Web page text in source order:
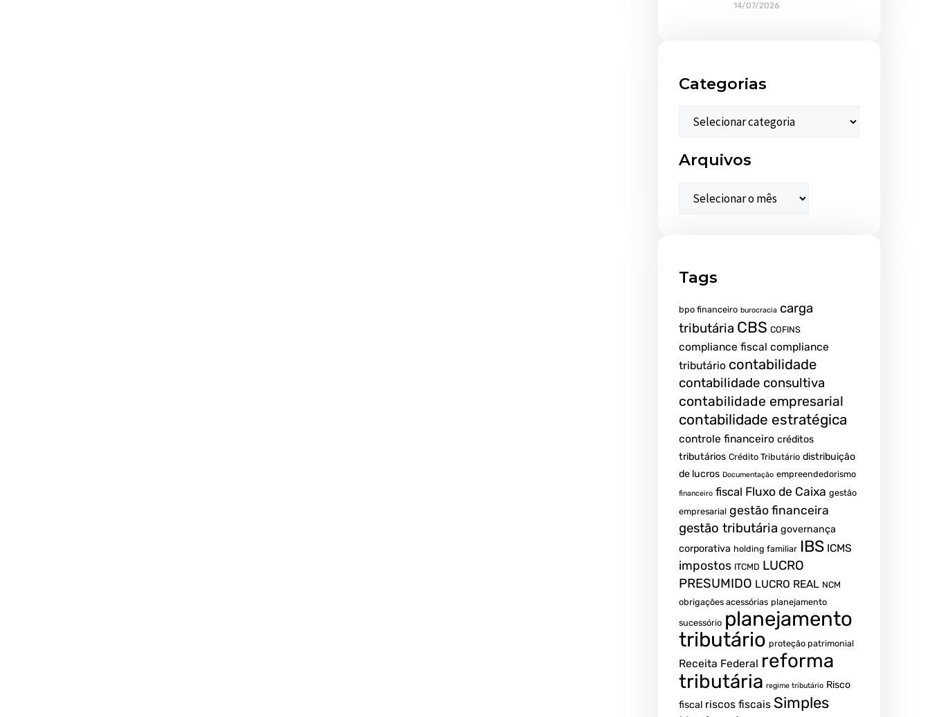
14/07/2026
Categorias
Arquivos
Tags
bpo financeiro burocracia carga
tributária CBS COFINS
compliance fiscal compliance
tributário contabilidade
contabilidade consultiva
contabilidade empresarial
contabilidade estratégica
controle financeiro créditos
tributários Crédito Tributário distribuição
de lucros Documentação empreendedorismo
financeiro fiscal Fluxo de Caixa gestão
empresarial gestão financeira
gestão tributária governança
corporativa holding familiar IBS ICMS
impostos ITCMD LUCRO
PRESUMIDO LUCRO REAL NCM
obrigações acessórias planejamento
sucessório planejamento
tributário proteção patrimonial
Receita Federal reforma
tributária regime tributário Risco
fiscal riscos fiscais Simples